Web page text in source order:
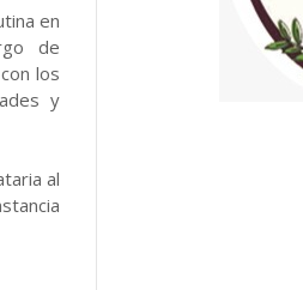
en
de
los
y
al